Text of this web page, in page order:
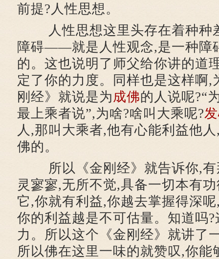
前提?人性思想。
人性思想这里头存在着种种
障碍——就是人性观念,是一种障
的。这也说明了师父给你讲的道
定了你的力度。同样也是这样啊,
刚经》就说是为成佛的人说呢?“
最上乘者说”,为啥?啥叫大乘呢?
人,那叫大乘者,他有心能利益他
佛的。
所以《金刚经》就告诉你,有
灵寥寥,无所不觉,具备一切本有
它,你就有利益,你越去掌握得深
你的利益越是不可估量。知道吗
力。所以这个《金刚经》就讲了
所以佛在这里一味的就赞叹,你能